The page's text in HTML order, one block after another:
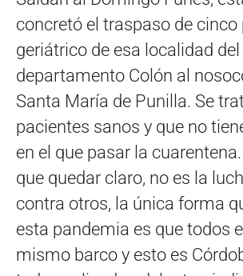
concretó el traspaso de cinco
geriátrico de esa localidad del
departamento Colón al
Santa María de Punilla. Se
pacientes sanos y que no
en el que pasar la
que quedar claro, no es la
contra otros, la única forma
esta pandemia es que todos
mismo barco y esto es